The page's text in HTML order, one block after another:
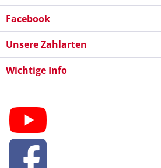
Facebook
Unsere Zahlarten
Wichtige Info